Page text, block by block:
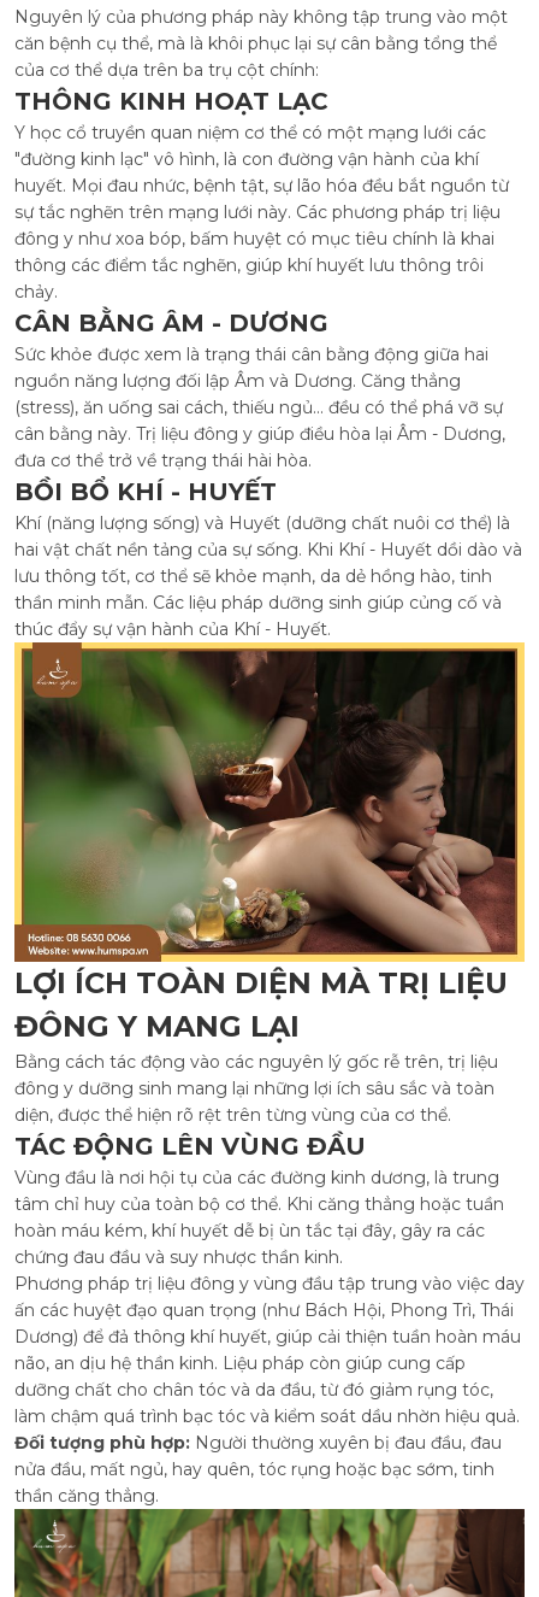
Nguyên lý của phương pháp này không tập trung vào một
căn bệnh cụ thể, mà là khôi phục lại sự cân bằng tổng thể
của cơ thể dựa trên ba trụ cột chính:
THÔNG KINH HOẠT LẠC
Y học cổ truyền quan niệm cơ thể có một mạng lưới các
"đường kinh lạc" vô hình, là con đường vận hành của khí
huyết. Mọi đau nhức, bệnh tật, sự lão hóa đều bắt nguồn từ
sự tắc nghẽn trên mạng lưới này. Các phương pháp trị liệu
đông y như xoa bóp, bấm huyệt có mục tiêu chính là khai
thông các điểm tắc nghẽn, giúp khí huyết lưu thông trôi
chảy.
CÂN BẰNG ÂM - DƯƠNG
Sức khỏe được xem là trạng thái cân bằng động giữa hai
nguồn năng lượng đối lập Âm và Dương. Căng thẳng
(stress), ăn uống sai cách, thiếu ngủ... đều có thể phá vỡ sự
cân bằng này. Trị liệu đông y giúp điều hòa lại Âm - Dương,
đưa cơ thể trở về trạng thái hài hòa.
BỒI BỔ KHÍ - HUYẾT
Khí (năng lượng sống) và Huyết (dưỡng chất nuôi cơ thể) là
hai vật chất nền tảng của sự sống. Khi Khí - Huyết dồi dào và
lưu thông tốt, cơ thể sẽ khỏe mạnh, da dẻ hồng hào, tinh
thần minh mẫn. Các liệu pháp dưỡng sinh giúp củng cố và
thúc đẩy sự vận hành của Khí - Huyết.
LỢI ÍCH TOÀN DIỆN MÀ TRỊ LIỆU
ĐÔNG Y MANG LẠI
Bằng cách tác động vào các nguyên lý gốc rễ trên, trị liệu
đông y dưỡng sinh mang lại những lợi ích sâu sắc và toàn
diện, được thể hiện rõ rệt trên từng vùng của cơ thể.
TÁC ĐỘNG LÊN VÙNG ĐẦU
Vùng đầu là nơi hội tụ của các đường kinh dương, là trung
tâm chỉ huy của toàn bộ cơ thể. Khi căng thẳng hoặc tuần
hoàn máu kém, khí huyết dễ bị ùn tắc tại đây, gây ra các
chứng đau đầu và suy nhược thần kinh.
Phương pháp trị liệu đông y vùng đầu tập trung vào việc day
ấn các huyệt đạo quan trọng (như Bách Hội, Phong Trì, Thái
Dương) để đả thông khí huyết, giúp cải thiện tuần hoàn máu
não, an dịu hệ thần kinh. Liệu pháp còn giúp cung cấp
dưỡng chất cho chân tóc và da đầu, từ đó giảm rụng tóc,
làm chậm quá trình bạc tóc và kiểm soát dầu nhờn hiệu quả.
Đối tượng phù hợp: Người thường xuyên bị đau đầu, đau
nửa đầu, mất ngủ, hay quên, tóc rụng hoặc bạc sớm, tinh
thần căng thẳng.